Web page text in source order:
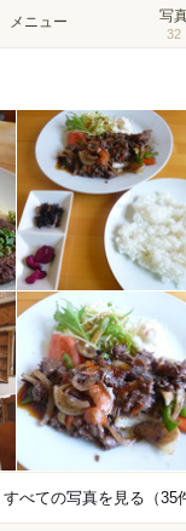
メニュー 写
32
すべての写真を見る（35